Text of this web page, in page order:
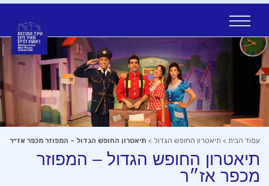
Skip
to
content
עמוד הבית > תיאטרון החופש הגדול > תיאטרון החופש הגדול – המפוזר מכפר אז״ר
תיאטרון החופש הגדול – המפוזר
מכפר אז״ר